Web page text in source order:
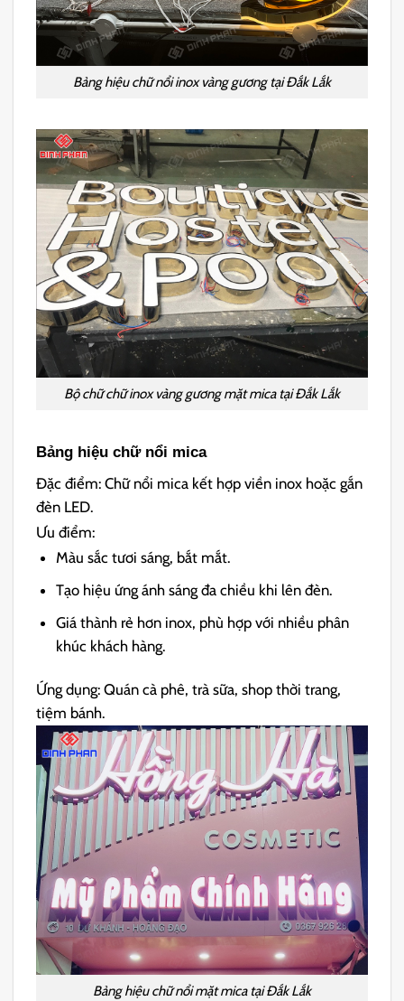
Bảng hiệu chữ nổi inox vàng gương tại Đắk Lắk
Bộ chữ chữ inox vàng gương mặt mica tại Đắk Lắk
Bảng hiệu chữ nổi mica
Đặc điểm: Chữ nổi mica kết hợp viền inox hoặc gắn
đèn LED.
Ưu điểm:
Màu sắc tươi sáng, bắt mắt.
Tạo hiệu ứng ánh sáng đa chiều khi lên đèn.
Giá thành rẻ hơn inox, phù hợp với nhiều phân
khúc khách hàng.
Ứng dụng: Quán cà phê, trà sữa, shop thời trang,
tiệm bánh.
Bảng hiệu chữ nổi mặt mica tại Đắk Lắk